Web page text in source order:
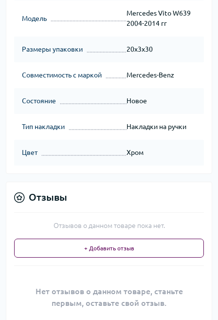
Модель
Mercedes Vito W639
2004-2014 гг
Размеры упаковки 20x3x30
Совместимость с маркой Mercedes-Benz
Состояние Новое
Тип накладки Накладки на ручки
Цвет Хром
Отзывы
Отзывов о данном товаре пока нет.
+ Добавить отзыв
Нет отзывов о данном товаре, станьте
первым, оставьте свой отзыв.